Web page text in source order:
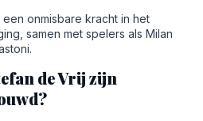
onmisbare kracht in het
samen met spelers als Milan
de Vrij zijn